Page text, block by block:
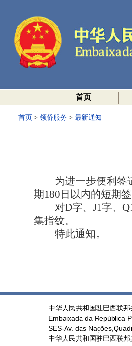
首页
首页 > 领侨服务 > 最新通知
为进一步便利签
期180日以内的短期
对D字、J1字、
集指纹。
特此通知。
中华人民共和国驻巴西联
Embaixada da República
SES-Av. das
中华人民共和国驻巴西联邦